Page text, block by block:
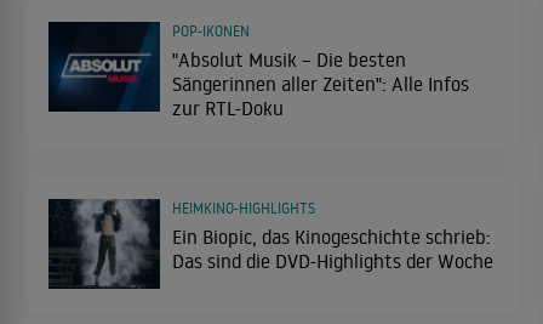
"Absolut Musik – Die besten
Sängerinnen aller Zeiten": Alle Infos
zur RTL-Doku
POP-IKONEN
Ein Biopic, das Kinogeschichte schrieb:
Das sind die DVD-Highlights der Woche
HEIMKINO-HIGHLIGHTS